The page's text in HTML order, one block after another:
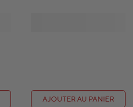
AJOUTER AU PANIER